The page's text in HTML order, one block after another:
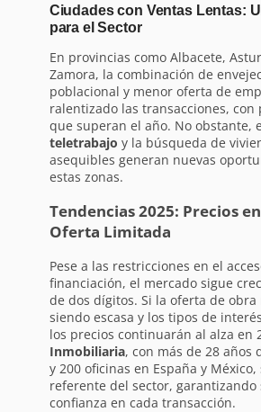
Ciudades con Ventas Lentas:
para el Sector
En provincias como Albacete,
Zamora, la combinación de
poblacional y menor oferta de
ralentizado las transacciones, con
que superan el año. No obstante,
teletrabajo y la búsqueda de
asequibles generan nuevas
estas zonas.
Tendencias 2025: Precios
Oferta Limitada
Pese a las restricciones en el
financiación, el mercado sigue
de dos dígitos. Si la oferta de obra
siendo escasa y los tipos de
los precios continuarán al alza en
Inmobiliaria, con más de 28 años
y 200 oficinas en España y México,
referente del sector, garantizando
confianza en cada transacción.